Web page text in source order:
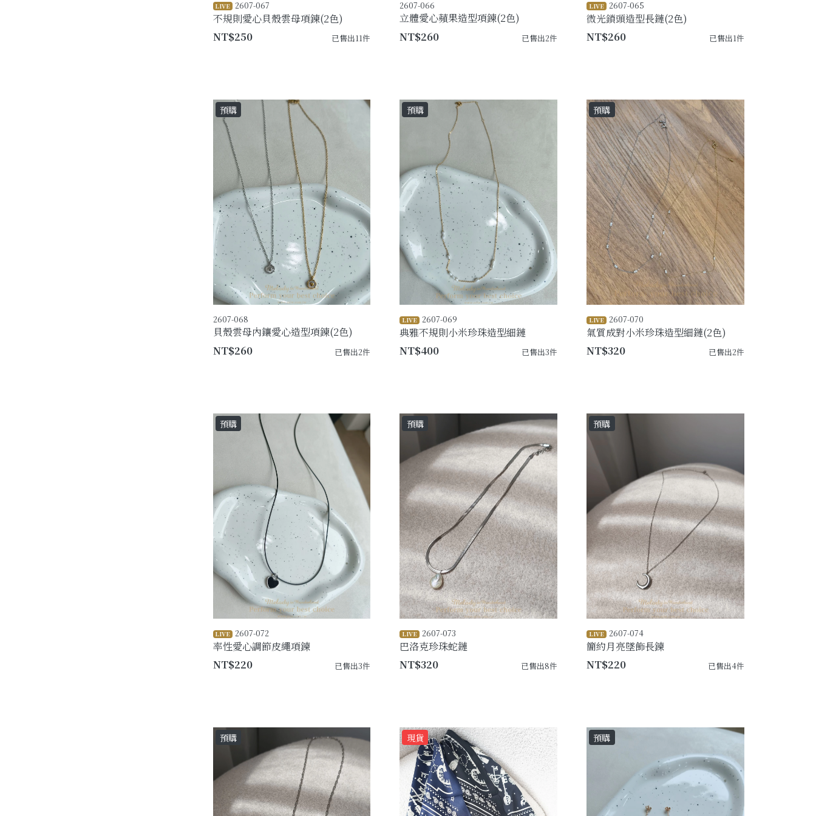
LIVE 2607-067
不規則愛心貝殼雲母項鍊(2色)
NT$250
已售出11件
2607-066
立體愛心蘋果造型項鍊(2色)
NT$260
已售出2件
LIVE 2607-065
微光鎖頭造型長鏈(2色)
NT$260
已售出1件
預購
2607-068
貝殼雲母內鑲愛心造型項鍊(2色)
NT$260
已售出2件
預購
LIVE 2607-069
典雅不規則小米珍珠造型細鏈
NT$400
已售出3件
預購
LIVE 2607-070
氣質成對小米珍珠造型細鏈(2色)
NT$320
已售出2件
預購
LIVE 2607-072
率性愛心調節皮繩項鍊
NT$220
已售出3件
預購
LIVE 2607-073
巴洛克珍珠蛇鏈
NT$320
已售出8件
預購
LIVE 2607-074
簡約月亮墜飾長鍊
NT$220
已售出4件
預購 現貨 預購